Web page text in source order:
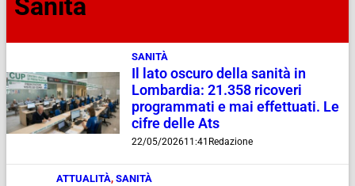
Sanità
SANITÀ
Il lato oscuro della sanità in
Lombardia: 21.358 ricoveri
programmati e mai effettuati. Le
cifre delle Ats
22/05/202611:41 Redazione
ATTUALITÀ,SANITÀ